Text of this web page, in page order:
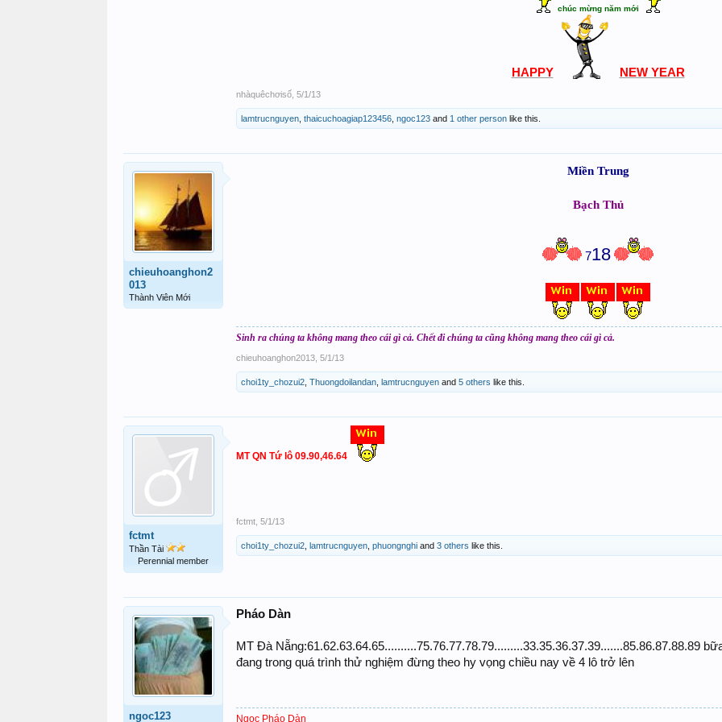
chúc mừng năm mới
HAPPY NEW YEAR
nhàquêchơisố 5/1/13
lamtrucnguyen thaicuchoagiap123456 ngoc123 and 1 other person like this.
chieuhoanghon2
013
Thành Viên Mới
Miền Trung
Bạch Thủ
718
Sinh ra chúng ta không mang theo cái gì cả. Chết đi chúng ta cũng không mang theo cái gì cả.
chieuhoanghon2013 5/1/13
choi1ty_chozui2 Thuongdoilandan lamtrucnguyen and 5 others like this.
fctmt
Thần Tài
Perennial member
MT QN Tứ lô 09.90,46.64
fctmt 5/1/13
choi1ty_chozui2 lamtrucnguyen phuongnghi and 3 others like this.
ngoc123
Pháo Dàn
MT Đà Nẵng:61.62.63.64.65..........75.76.77.78.79.........33.35.36.37.39.......85.86.87.88.89
đang trong quá trình thử nghiệm đừng theo hy vọng chiều nay về 4 lô trở lên
Ngọc Pháo Dàn